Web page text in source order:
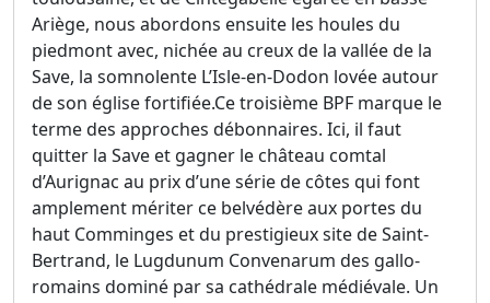
Ariège, nous abordons ensuite les houles du
piedmont avec, nichée au creux de la vallée de la
Save, la somnolente L’Isle-en-Dodon lovée autour
de son église fortifiée.Ce troisième BPF marque le
terme des approches débonnaires. Ici, il faut
quitter la Save et gagner le château comtal
d’Aurignac au prix d’une série de côtes qui font
amplement mériter ce belvédère aux portes du
haut Comminges et du prestigieux site de Saint-
Bertrand, le Lugdunum Convenarum des gallo-
romains dominé par sa cathédrale médiévale. Un